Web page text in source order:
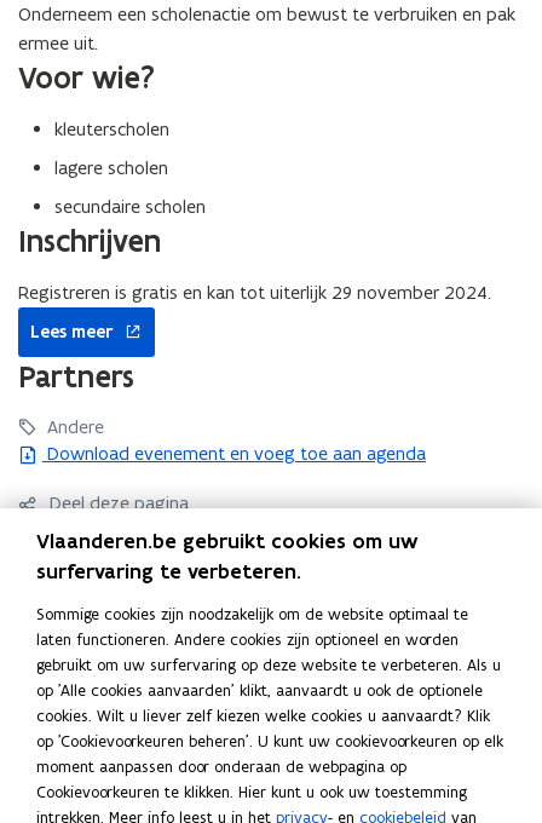
Onderneem een scholenactie om bewust te verbruiken en pak
ermee uit.
Voor wie?
kleuterscholen
lagere scholen
secundaire scholen
Inschrijven
Registreren is gratis en kan tot uiterlijk 29 november 2024.
Lees meer
opent
nieuw
venster
Partners
Andere
Download evenement en voeg toe aan agenda
Deel deze pagina
L
i
e
d
i
n
o
p
K
o
i
e
e
r
l
i
n
Contact
MOS - duurzame scholen, straffe scholen
Graaf de Ferrarisgebouw
Koning Albert II-laan 15
Vlaanderen.be gebruikt cookies om uw
surfervaring te verbeteren.
Sommige cookies zijn noodzakelijk om de website optimaal te
laten functioneren. Andere cookies zijn optioneel en worden
gebruikt om uw surfervaring op deze website te verbeteren. Als u
op 'Alle cookies aanvaarden' klikt, aanvaardt u ook de optionele
cookies. Wilt u liever zelf kiezen welke cookies u aanvaardt? Klik
op 'Cookievoorkeuren beheren'. U kunt uw cookievoorkeuren op elk
moment aanpassen door onderaan de webpagina op
Cookievoorkeuren te klikken. Hier kunt u ook uw toestemming
intrekken. Meer info leest u in het privacy- en cookiebeleid van